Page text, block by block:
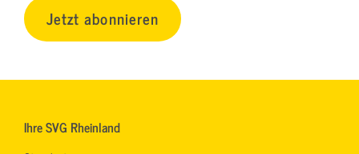
Jetzt abonnieren
Ihre SVG Rheinland